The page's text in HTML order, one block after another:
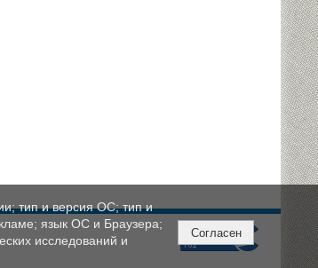
тип и версия ОС; тип и
язык ОС и Браузера;
исследований и
Согласен